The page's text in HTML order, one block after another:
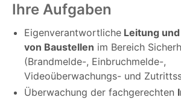
Ihre Aufgaben
Eigenverantwortliche Leitung
von Baustellen im Bereich
(Brandmelde-, Einbruchmelde-,
Videoüberwachungs- und
Überwachung der fachgerechten